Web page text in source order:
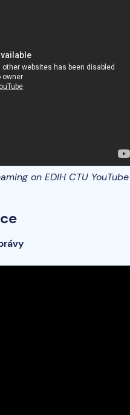
on EDIH CTU YouTube